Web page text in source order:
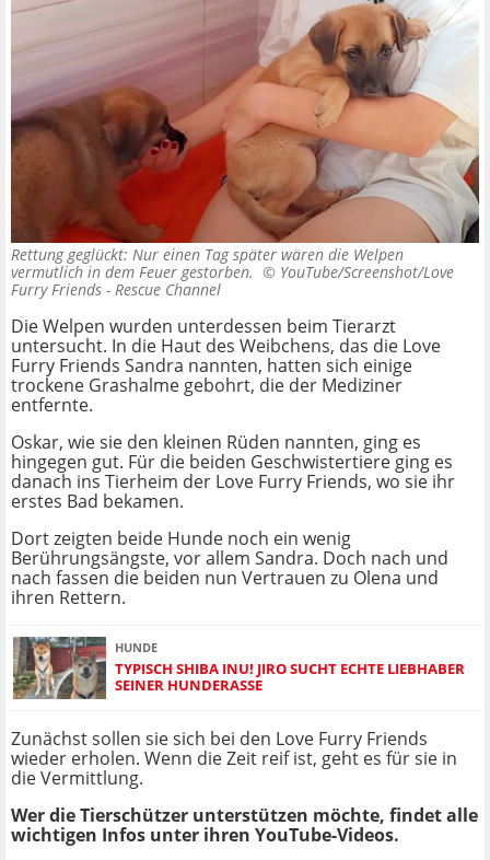
Rettung geglückt: Nur einen Tag später wären die Welpen
vermutlich in dem Feuer gestorben. © YouTube/Screenshot/Love
Furry Friends - Rescue Channel
Die Welpen wurden unterdessen beim Tierarzt
untersucht. In die Haut des Weibchens, das die Love
Furry Friends Sandra nannten, hatten sich einige
trockene Grashalme gebohrt, die der Mediziner
entfernte.
Oskar, wie sie den kleinen Rüden nannten, ging es
hingegen gut. Für die beiden Geschwistertiere ging es
danach ins Tierheim der Love Furry Friends, wo sie ihr
erstes Bad bekamen.
Dort zeigten beide Hunde noch ein wenig
Berührungsängste, vor allem Sandra. Doch nach und
nach fassen die beiden nun Vertrauen zu Olena und
ihren Rettern.
HUNDE
TYPISCH SHIBA INU! JIRO SUCHT ECHTE LIEBHABER
SEINER HUNDERASSE
Zunächst sollen sie sich bei den Love Furry Friends
wieder erholen. Wenn die Zeit reif ist, geht es für sie in
die Vermittlung.
Wer die Tierschützer unterstützen möchte, findet alle
wichtigen Infos unter ihren YouTube-Videos.